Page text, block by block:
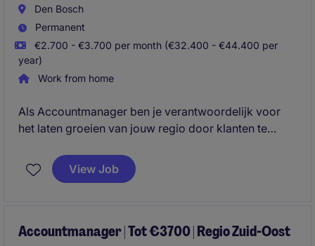
Den Bosch
Permanent
€2.700 - €3.700 per month (€32.400 - €44.400 per
year)
Work from home
Als Accountmanager ben je verantwoordelijk voor
het laten groeien van jouw regio door klanten te
slimme, technische oplossingen. Je combineert
commercieel inzicht met klantgericht werken en bent
View Job
Accountmanager | Tot €3700 | Regio Zuid-Oost